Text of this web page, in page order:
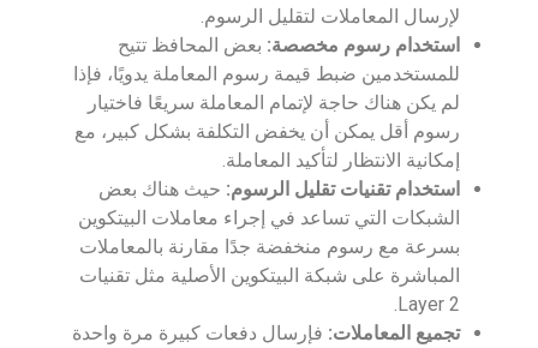
لإرسال المعاملات لتقليل الرسوم.
استخدام رسوم مخصصة: بعض المحافظ تتيح
للمستخدمين ضبط قيمة رسوم المعاملة يدويًا، فإذا
لم يكن هناك حاجة لإتمام المعاملة سريعًا فاختيار
رسوم أقل يمكن أن يخفض التكلفة بشكل كبير، مع
إمكانية الانتظار لتأكيد المعاملة.
استخدام تقنيات تقليل الرسوم: حيث هناك بعض
الشبكات التي تساعد في إجراء معاملات البيتكوين
بسرعة مع رسوم منخفضة جدًا مقارنة بالمعاملات
المباشرة على شبكة البيتكوين الأصلية مثل تقنيات
Layer 2.
تجميع المعاملات: فإرسال دفعات كبيرة مرة واحدة